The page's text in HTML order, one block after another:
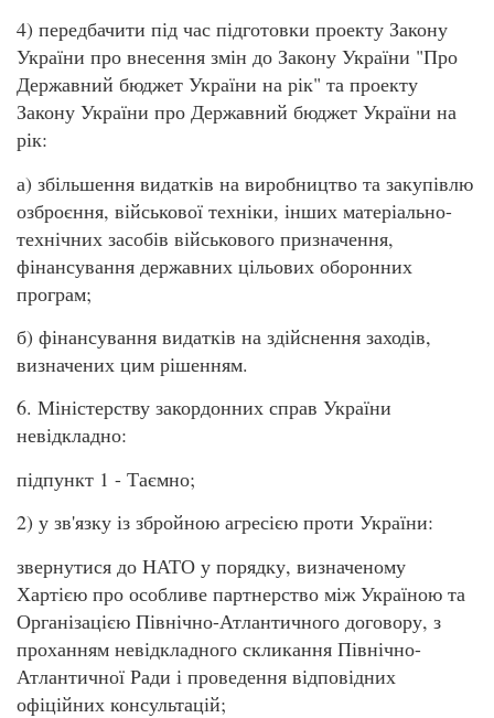
4) передбачити під час підготовки проекту Закону
України про внесення змін до Закону України "Про
Державний бюджет України на рік" та проекту
Закону України про Державний бюджет України на
рік:
а) збільшення видатків на виробництво та закупівлю
озброєння, військової техніки, інших матеріально-
технічних засобів військового призначення,
фінансування державних цільових оборонних
програм;
б) фінансування видатків на здійснення заходів,
визначених цим рішенням.
6. Міністерству закордонних справ України
невідкладно:
підпункт 1 - Таємно;
2) у зв'язку із збройною агресією проти України:
звернутися до НАТО у порядку, визначеному
Хартією про особливе партнерство між Україною та
Організацією Північно-Атлантичного договору, з
проханням невідкладного скликання Північно-
Атлантичної Ради і проведення відповідних
офіційних консультацій;